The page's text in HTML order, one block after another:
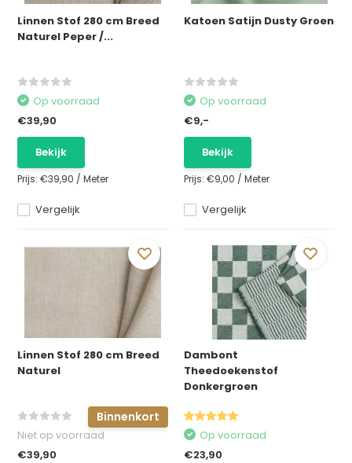
Linnen Stof 280 cm Breed
Naturel Peper /...
Vergelijk
Op voorraad
€39,90
Bekijk
Prijs:€39,90 /Meter
Katoen Satijn Dusty Groen
Vergelijk
Op voorraad
€9,-
Bekijk
Prijs: €9,00 / Meter
Linnen Stof 280 cm Breed
Naturel
Binnenkort
Niet op voorraad
€39,90
Dambont
Theedoekenstof
Donkergroen
Op voorraad
€23,90